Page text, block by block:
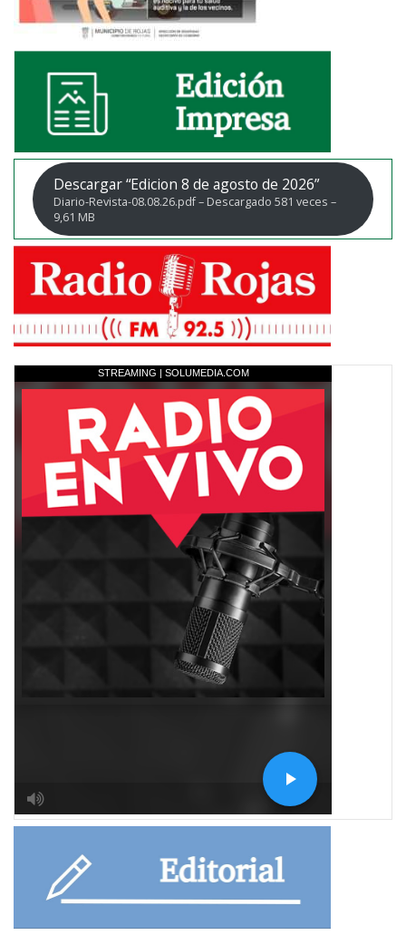
Descargar “Edicion 8 de agosto de 2026”
Diario-Revista-08.08.26.pdf – Descargado 581 veces –
9,61 MB